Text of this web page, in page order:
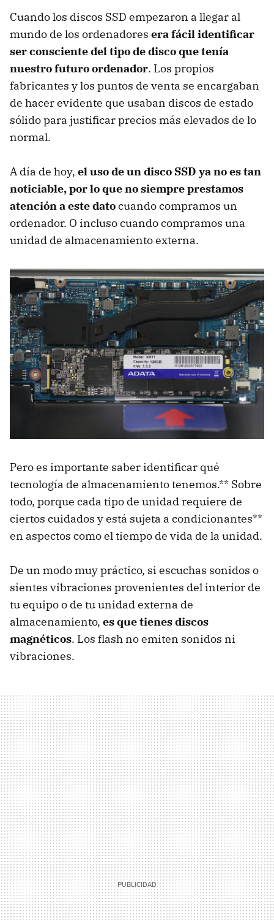
Cuando los discos SSD empezaron a llegar al
mundo de los ordenadores era fácil identificar
ser consciente del tipo de disco que tenía
nuestro futuro ordenador. Los propios
fabricantes y los puntos de venta se encargaban
de hacer evidente que usaban discos de estado
sólido para justificar precios más elevados de lo
normal.
A día de hoy, el uso de un disco SSD ya no es tan
noticiable, por lo que no siempre prestamos
atención a este datocuando compramos un
ordenador. O incluso cuando compramos una
unidad de almacenamiento externa.
Pero es importante saber identificar qué
tecnología de almacenamiento tenemos.** Sobre
todo, porque cada tipo de unidad requiere de
ciertos cuidados y está sujeta a condicionantes**
en aspectos como el tiempo de vida de la unidad.
De un modo muy práctico, si escuchas sonidos o
sientes vibraciones provenientes del interior de
tu equipo o de tu unidad externa de
almacenamiento, es que tienes discos
magnéticos. Los flash no emiten sonidos ni
vibraciones.